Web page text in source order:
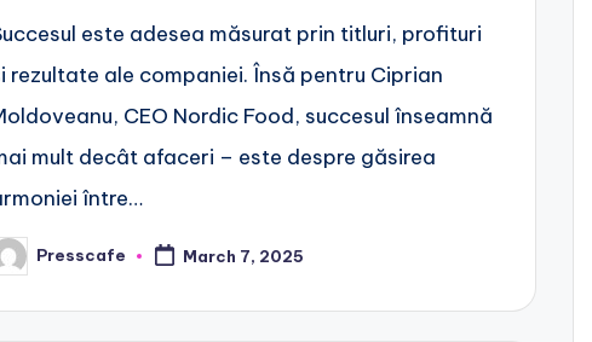
este adesea măsurat prin titluri, profituri
rezultate ale companiei. Însă pentru Ciprian
CEO Nordic Food, succesul înseamnă
mult decât afaceri – este despre găsirea
între…
Presscafe March 7, 2025